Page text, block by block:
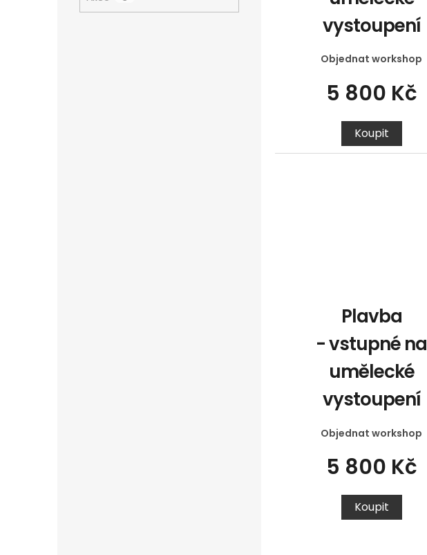
vystoupení
Objednat workshop
5 800 Kč
Koupit
Plavba
- vstupné na
umělecké
vystoupení
Objednat workshop
5 800 Kč
Koupit